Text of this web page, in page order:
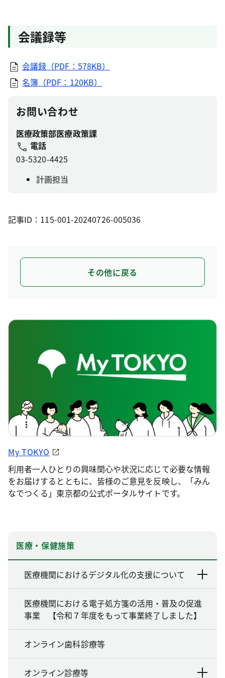
会議録等
会議録（PDF：578KB）
名簿（PDF：120KB）
お問い合わせ
医療政策部医療政策課
電話
03-5320-4425
計画担当
記事ID：115-001-20240726-005036
その他に戻る
My TOKYO
利用者一人ひとりの興味関心や状況に応じて必要な情報
をお届けするとともに、皆様のご意見を反映し、「みん
なでつくる」東京都の公式ポータルサイトです。
医療・保健施策
医療機関におけるデジタル化の支援について
医療機関における電子処方箋の活用・普及の促進
事業 【令和７年度をもって事業終了しました】
オンライン歯科診療等
オンライン診療等